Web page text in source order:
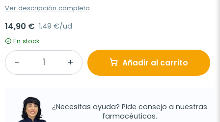
Ver descripción completa
14,90 € 1,49 €/ud
En stock
Añadir al carrito
¿Necesitas ayuda? Pide consejo a nuestras
farmacéuticas.